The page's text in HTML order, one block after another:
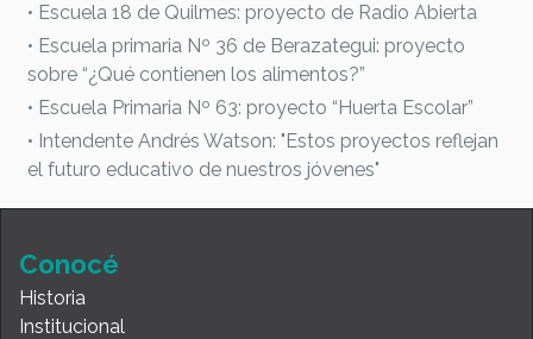
• Escuela 18 de Quilmes: proyecto de Radio Abierta
• Escuela primaria Nº 36 de Berazategui: proyecto
sobre “¿Qué contienen los alimentos?”
• Escuela Primaria Nº 63: proyecto “Huerta Escolar”
• Intendente Andrés Watson: "Estos proyectos reflejan
el futuro educativo de nuestros jóvenes"
Conocé
Historia
Institucional